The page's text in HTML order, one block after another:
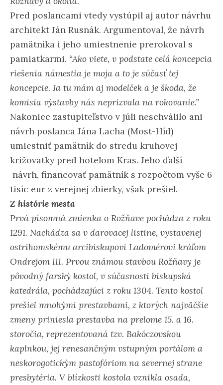
Pred poslancami vtedy vystúpil aj autor návrhu
architekt Ján Rusnák. Argumentoval, že návrh
pamätníka i jeho umiestnenie prerokoval s
pamiatkarmi. “Ako viete, v podstate celá koncepcia
riešenia námestia je moja a to je súčasť tej
koncepcie. Ja tu mám aj modelček a je škoda, že
komisia výstavby nás neprizvala na rokovanie.”
Nakoniec zastupiteľstvo v júli neschválilo ani
návrh poslanca Jána Lacha (Most-Híd)
umiestniť pamätník do stredu kruhovej
križovatky pred hotelom Kras. Jeho ďalší
návrh, financovať pamätník s rozpočtom vyše 6
tisíc eur z verejnej zbierky, však prešiel.
Z histórie mesta
Prvá písomná zmienka o Rožňave pochádza z roku
1291. Nachádza sa v darovacej listine, vystavenej
ostrihomskému arcibiskupovi Ladomérovi kráľom
Ondrejom III. Prvou známou stavbou Rožňavy je
pôvodný farský kostol, v súčasnosti biskupská
katedrála, pochádzajúci z roku 1304. Tento kostol
prešiel mnohými prestavbami, z ktorých najväčšie
zmeny priniesla prestavba na prelome 15. a 16.
storočia, reprezentovaná tzv. Bakóczovskou
kaplnkou, jej renesančným vstupným portálom a
neskorogotickým pastofóriom na severnej strane
presbytéria. V blízkosti kostola vznikla osada,